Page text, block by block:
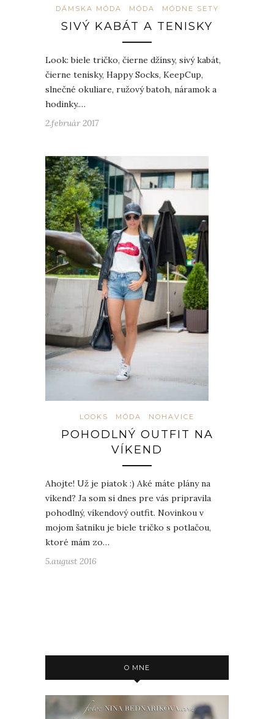
DÁMSKA MÓDA MÓDA MÓDNE SETY
SIVÝ KABÁT A TENISKY
Look: biele tričko, čierne džínsy, sivý kabát,
čierne tenisky, Happy Socks, KeepCup,
slnečné okuliare, ružový batoh, náramok a
hodinky.…
2.február 2017
LOOKS MÓDA NOHAVICE
POHODLNÝ OUTFIT NA
VÍKEND
Ahojte! Už je piatok :) Aké máte plány na
víkend? Ja som si dnes pre vás pripravila
pohodlný, víkendový outfit. Novinkou v
mojom šatníku je biele tričko s potlačou,
ktoré mám zo…
5.august 2016
O MNE